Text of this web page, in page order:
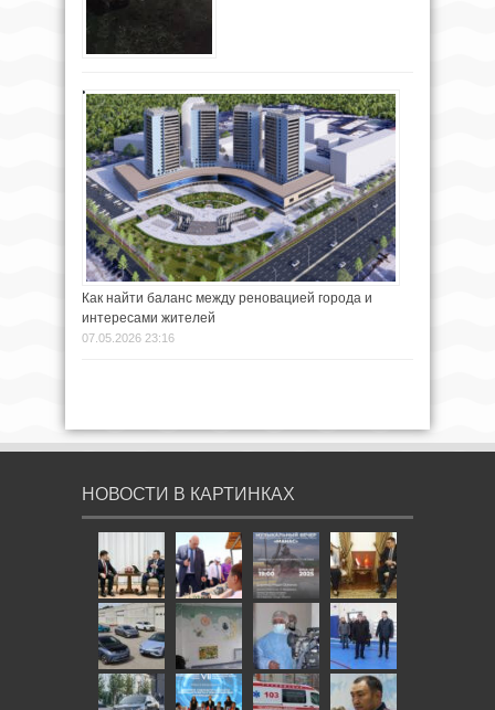
Как найти баланс между реновацией города и
интересами жителей
07.05.2026 23:16
НОВОСТИ В КАРТИНКАХ